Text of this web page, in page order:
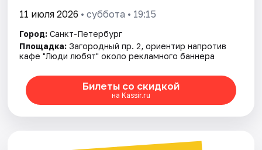
11 июля 2026 • суббота • 19:15
Город: Санкт-Петербург
Площадка: Загородный пр. 2, ориентир напротив
кафе "Люди любят" около рекламного баннера
Билеты со скидкой
на Kassir.ru